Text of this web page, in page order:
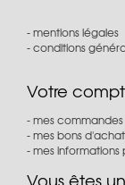
mentions légales
conditions
Votre
mes commandes
mes bons d'achat
mes informations
Vous êtes